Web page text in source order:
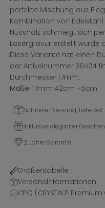
perfekte Mischung aus
Kombination von
Nussholz schmiegt sich
Lasergravur erstellt wurde
Diese Variante hat einen
der Artikelnummer 30424
Durchmesser 17mm.
Maße: 17mm 42cm +5cm
Schneller Versand, Lieferzeit
Inklusive eleganter
2 Jahre Garantie
Größentabelle
Versandinformationen
CPQ (CRYSTALP